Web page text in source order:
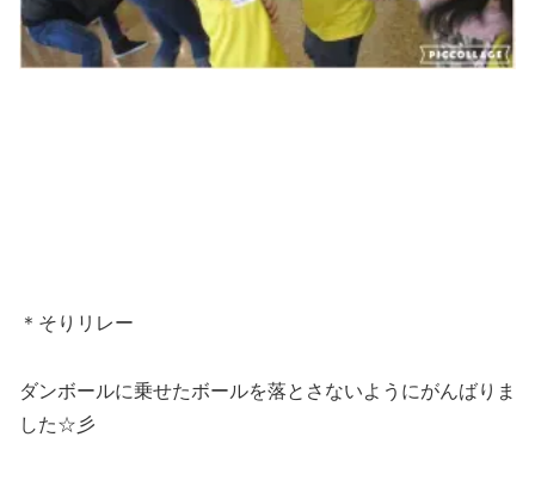
＊そりリレー
ダンボールに乗せたボールを落とさないようにがんばりま
した☆彡